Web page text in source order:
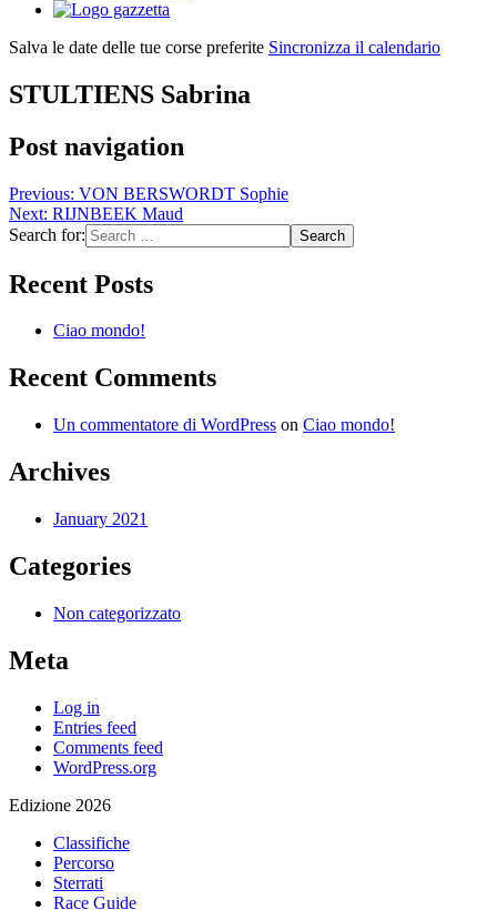
Salva le date delle tue corse preferite Sincronizza il calendario
STULTIENS Sabrina
Post navigation
Previous: VON BERSWORDT Sophie
Next: RIJNBEEK Maud
Search for:
Recent Posts
Ciao mondo!
Recent Comments
Un commentatore di WordPress on Ciao mondo!
Archives
January 2021
Categories
Non categorizzato
Meta
Log in
Entries feed
Comments feed
WordPress.org
Edizione 2026
Classifiche
Percorso
Sterrati
Race Guide